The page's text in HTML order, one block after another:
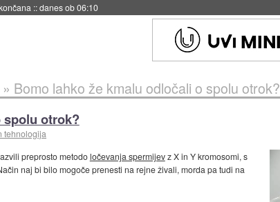
06:09
Bomo lahko že kmalu odločali o spolu otrok?
spolu otrok?
tehnologija
preprosto metodoločevanja spermijevz X in Y kromosomi, s
naj bi bilo mogoče prenesti na rejne živali, morda pa tudi na